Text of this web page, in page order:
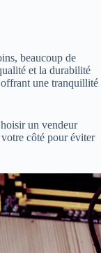
beaucoup de
et la durabilité
offrant une tranquillité
un vendeur
côté pour éviter